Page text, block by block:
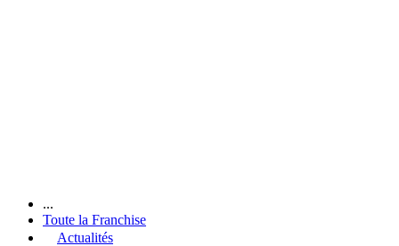
...
Toute la Franchise
Actualités